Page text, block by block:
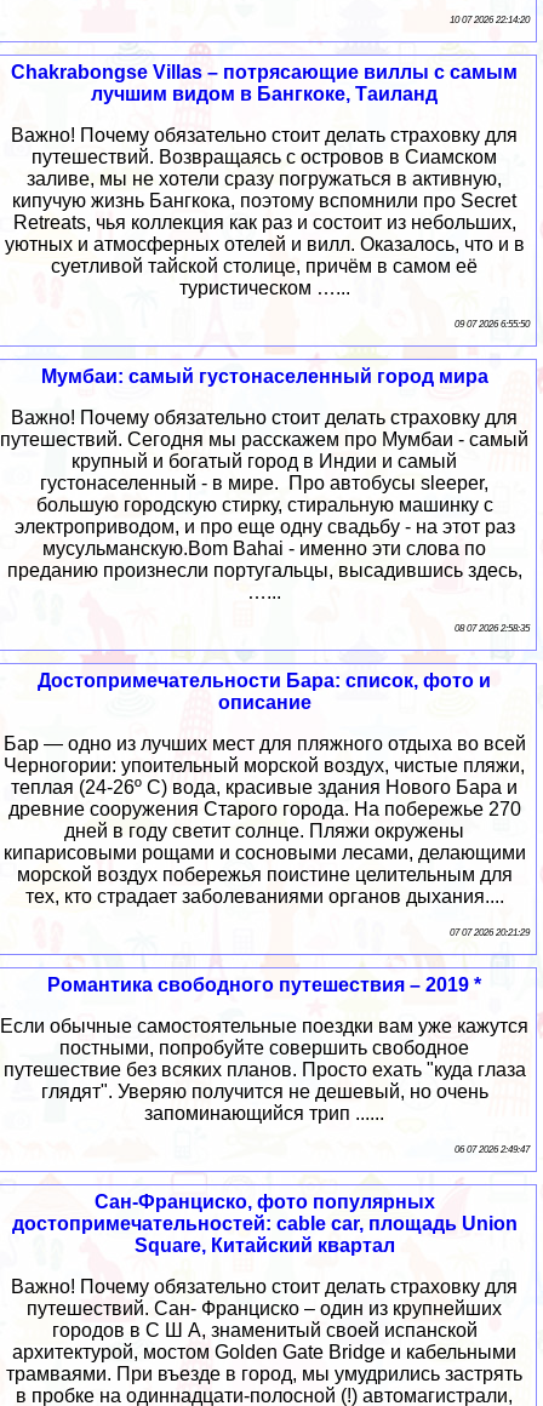
10 07 2026 22:14:20
Chakrabongse Villas – потрясающие виллы с самым
лучшим видом в Бангкоке, Таиланд
Важно! Почему обязательно стоит делать страховку для
путешествий. Возвращаясь с островов в Сиамском
заливе, мы не хотели сразу погружаться в активную,
кипучую жизнь Бангкока, поэтому вспомнили про Secret
Retreats, чья коллекция как раз и состоит из небольших,
уютных и атмосферных отелей и вилл. Оказалось, что и в
суетливой тайской столице, причём в самом её
туристическом …...
09 07 2026 6:55:50
Мумбаи: самый густонаселенный город мира
Важно! Почему обязательно стоит делать страховку для
путешествий. Сегодня мы расскажем про Мумбаи - самый
крупный и богатый город в Индии и самый
густонаселенный - в мире. Про автобусы sleeper,
большую городскую стирку, стиральную машинку с
электроприводом, и про еще одну свадьбу - на этот раз
мусульманскую.Bom Bahai - именно эти слова по
преданию произнесли португальцы, высадившись здесь,
…...
08 07 2026 2:58:35
Достопримечательности Бара: список, фото и
описание
Бар — одно из лучших мест для пляжного отдыха во всей
Черногории: упоительный морской воздух, чистые пляжи,
теплая (24-26º С) вода, красивые здания Нового Бара и
древние сооружения Старого города. На побережье 270
дней в году светит солнце. Пляжи окружены
кипарисовыми рощами и сосновыми лесами, делающими
морской воздух побережья поистине целительным для
тех, кто страдает заболеваниями органов дыхания....
07 07 2026 20:21:29
Романтика свободного путешествия – 2019 *
Если обычные самостоятельные поездки вам уже кажутся
постными, попробуйте совершить свободное
путешествие без всяких планов. Просто ехать "куда глаза
глядят". Уверяю получится не дешевый, но очень
запоминающийся трип ......
06 07 2026 2:49:47
Сан-Франциско, фото популярных
достопримечательностей: cable car, площадь Union
Square, Китайский квартал
Важно! Почему обязательно стоит делать страховку для
путешествий. Сан- Франциско – один из крупнейших
городов в С Ш А, знаменитый своей испанской
архитектурой, мостом Golden Gate Bridge и кабельными
трамваями. При въезде в город, мы умудрились застрять
в пробке на одиннадцати-полосной (!) автомагистрали,